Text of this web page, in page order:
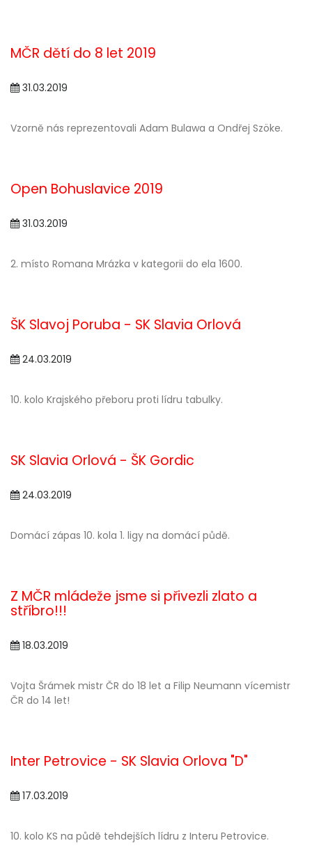
MČR dětí do 8 let 2019
31.03.2019
Vzorně nás reprezentovali Adam Bulawa a Ondřej Szöke.
Open Bohuslavice 2019
31.03.2019
2. místo Romana Mrázka v kategorii do ela 1600.
ŠK Slavoj Poruba - SK Slavia Orlová
24.03.2019
10. kolo Krajského přeboru proti lídru tabulky.
SK Slavia Orlová - ŠK Gordic
24.03.2019
Domácí zápas 10. kola 1. ligy na domácí půdě.
Z MČR mládeže jsme si přivezli zlato a
stříbro!!!
18.03.2019
Vojta Šrámek mistr ČR do 18 let a Filip Neumann vícemistr
ČR do 14 let!
Inter Petrovice - SK Slavia Orlova "D"
17.03.2019
10. kolo KS na půdě tehdejších lídru z Interu Petrovice.